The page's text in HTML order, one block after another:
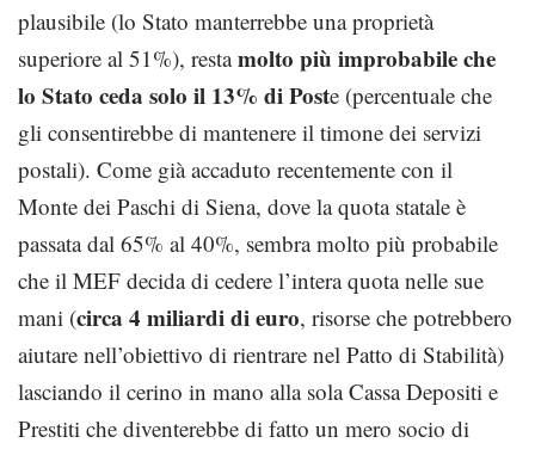
plausibile (lo Stato manterrebbe una proprietà
superiore al 51%), restamolto più improbabile che
lo Stato ceda solo il 13% di Poste (percentuale che
gli consentirebbe di mantenere il timone dei servizi
postali). Come già accaduto recentemente con il
Monte dei Paschi di Siena, dove la quota statale è
passata dal 65% al 40%, sembra molto più probabile
che il MEF decida di cedere l’intera quota nelle sue
mani (circa 4 miliardi di euro, risorse che potrebbero
aiutare nell’obiettivo di rientrare nel Patto di Stabilità)
lasciando il cerino in mano alla sola Cassa Depositi e
Prestiti che diventerebbe di fatto un mero socio di